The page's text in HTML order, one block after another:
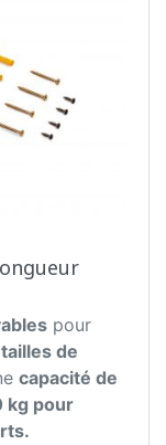
pour
tailles de
capacité de
kg pour